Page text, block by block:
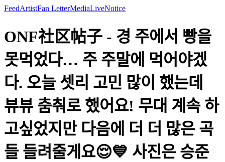
FeedArtistFan LetterMediaLiveNotice
ONF社区帖子 - 경 주에서 빵을
못먹었다… 주 주말에 먹어야겠
다. 오늘 셋리 고민 많이 했는데
뷰뷰 춤춰로 했어요! 무대 계속 하
고싶었지만 다음에 더 더 많은 곡
들 들려줄게요😌💙 사진은 승준